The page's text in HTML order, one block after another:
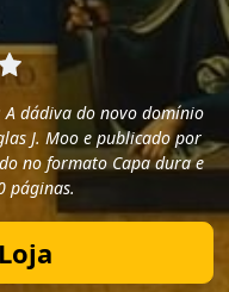
A dádiva do novo domínio
J. Moo e publicado por
no formato Capa dura e
páginas.